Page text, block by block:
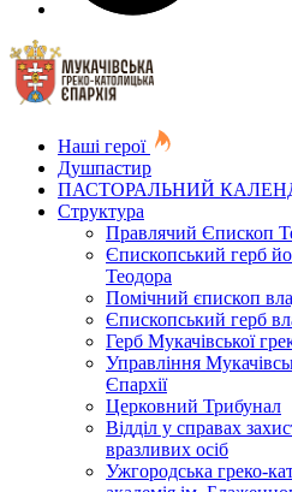
Наші герої
Душпастир
ПАСТОРАЛЬНИЙ
Структура
Правлячий Єпископ
Єпископський герб
Теодора
Помічний єпископ
Єпископський герб
Герб Мукачівської
Управління
Єпархії
Церковний Трибунал
Відділ у справах
вразливих осіб
Ужгородська греко-